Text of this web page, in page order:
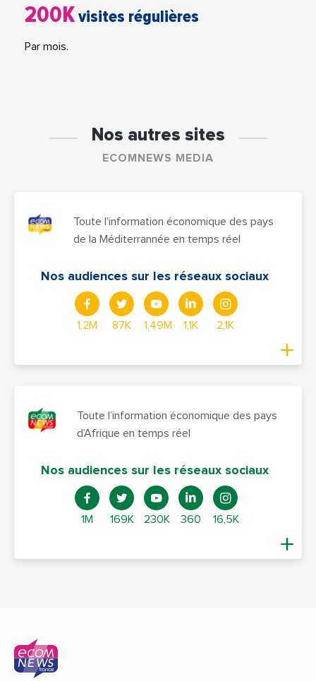
200Kvisites régulières
Par mois.
Nos autres sites
ECOMNEWS MEDIA
Toute l'information économique des pays
de la Méditerrannée en temps réel
Nos audiences sur les réseaux sociaux
1,2M 87K 1,49M 1,1K 2,1K
Toute l’information économique des pays
d’Afrique en temps réel
Nos audiences sur les réseaux sociaux
1M 169K 230K 360 16,5K